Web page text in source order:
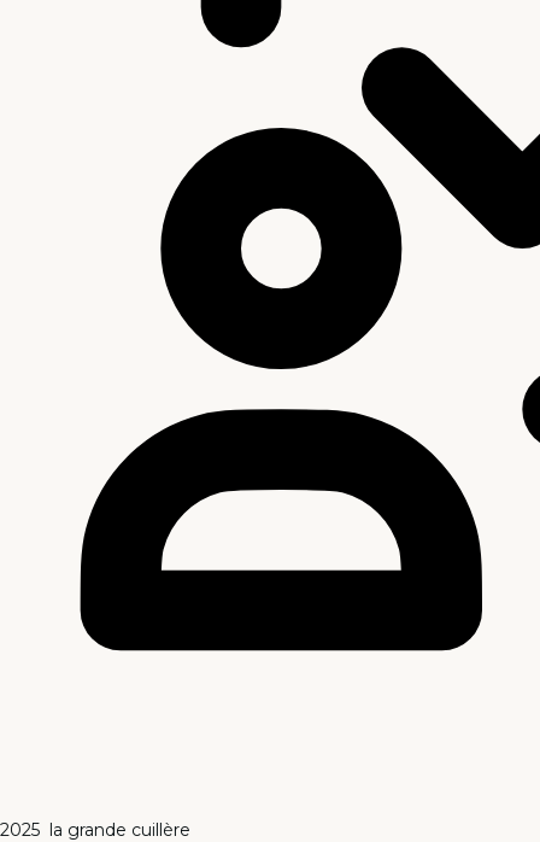
2025 la grande cuillère